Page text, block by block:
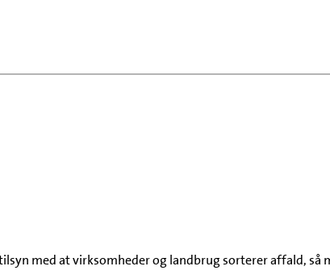
med at virksomheder og landbrug sorterer affald, så